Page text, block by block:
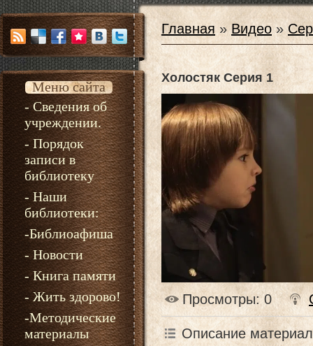
Меню сайта
- Сведения об
учреждении.
- Порядок
записи в
библиотеку
- Наши
библиотеки:
-Библиоафиша
- Новости
- Книга памяти
- Жить здорово!
-Методические
материалы
Главная »Видео »
Холостяк Серия 1
Просмотры: 0
Описание